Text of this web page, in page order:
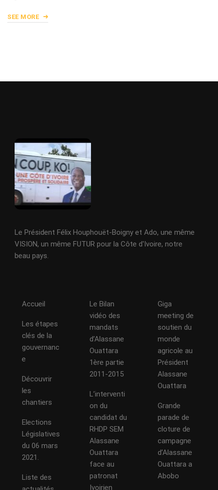
SEE MORE
Le Président Félix Houphouët-Boigny et Ado, une même
VISION, un même FUTUR pour la Côte d'Ivoire, notre
beau pays.
Accueil
Les étapes
clés de la
gouvernanc
e
Découvrir
les
chantiers
Elections
Législatives
du 06 mars
2021.
Liste des
Le Bilan
vidéo des
mandats
d’Alassane
Ouattara
1ère partie
2011-2015
L’interventi
on du
candidat du
RHDP SEM
Alassane
Ouattara
face au
patronat
Ivoirien
Giga
meeting de
soutien du
monde
agricole au
Président
Alassane
Ouattara
Grande
parade de
cloture de
campagne
d’Alassane
Ouattara a
Abobo